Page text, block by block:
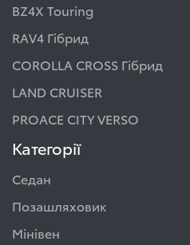
BZ4X Touring
RAV4 Гібрид
COROLLA CROSS Гібрид
LAND CRUISER
PROACE CITY VERSO
Категорії
Седан
Позашляховик
Мінівен